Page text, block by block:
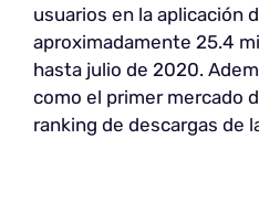
usuarios en la aplicación
aproximadamente 25.4
hasta julio de 2020.
como el primer mercado
ranking de descargas de